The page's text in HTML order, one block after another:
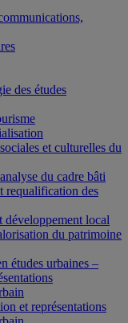
des études
et culturelles du
du cadre bâti
requalification des
local
du patrimoine
études urbaines –
et représentations